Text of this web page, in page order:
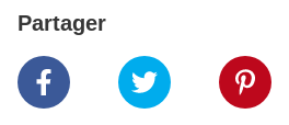
Partager